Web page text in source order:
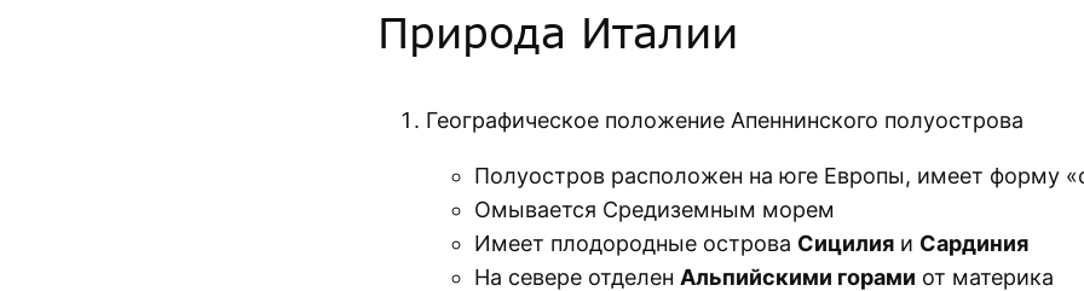
Природа Италии
Географическое положение Апеннинского полуострова
Полуостров расположен на юге Европы, имеет форму
Омывается Средиземным морем
Имеет плодородные острова Сицилия и Сардиния
На севере отделен Альпийскими горами от материка